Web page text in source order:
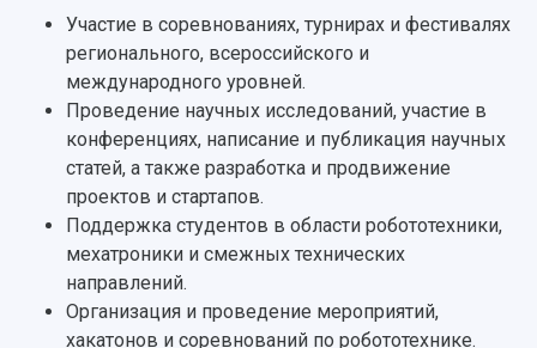
Ученый совет
Ректорат
Кадровый резерв
Персоналии
Сотрудники и преподаватели
Заслуженные деятели
Структура университета
Институты и факультеты
Кафедры
Пресс-центр
Газета "Полет"
Газета "Самарский университет"
Мы в соцсетях
Мультимедиа
Подкасты
Просветительский проект "Одержимы
Дополнительное образование
Институты и факультеты
Образовательные программы
Профессорско-преподавательский состав
Расписание занятий
Стипендии
Тестирование иностранных граждан на
знание русского языка, истории России и
Научные проекты и темы
Аспирантура и докторантура
Справочные материалы
Научная инфраструктура
Научно-исследовательские подразделения
Структурная схема управления научно-
исследовательской деятельностью
Материальная база
Участие в соревнованиях, турнирах и фестивалях
регионального, всероссийского и
международного уровней.
Проведение научных исследований, участие в
конференциях, написание и публикация научных
статей, а также разработка и продвижение
проектов и стартапов.
Поддержка студентов в области робототехники,
мехатроники и смежных технических
направлений.
Организация и проведение мероприятий,
хакатонов и соревнований по робототехнике.